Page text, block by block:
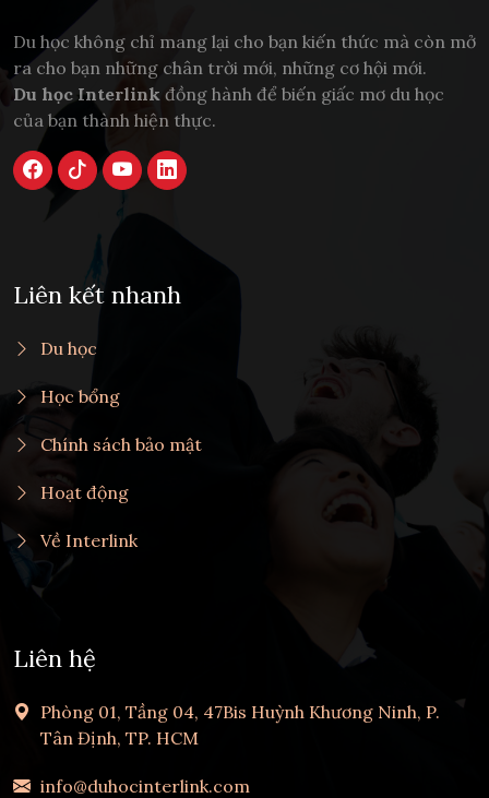
Du học không chỉ mang lại cho bạn kiến thức mà còn mở
ra cho bạn những chân trời mới, những cơ hội mới.
Du học Interlink đồng hành để biến giấc mơ du học
của bạn thành hiện thực.
Liên kết nhanh
Du học
Học bổng
Chính sách bảo mật
Hoạt động
Về Interlink
Liên hệ
Phòng 01, Tầng 04, 47Bis Huỳnh Khương Ninh, P.
Tân Định, TP. HCM
info@duhocinterlink.com